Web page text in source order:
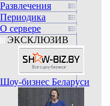
Развлечения
Периодика
О сервере
ЭКСКЛЮЗИВ
Шоу-бизнес Беларуси